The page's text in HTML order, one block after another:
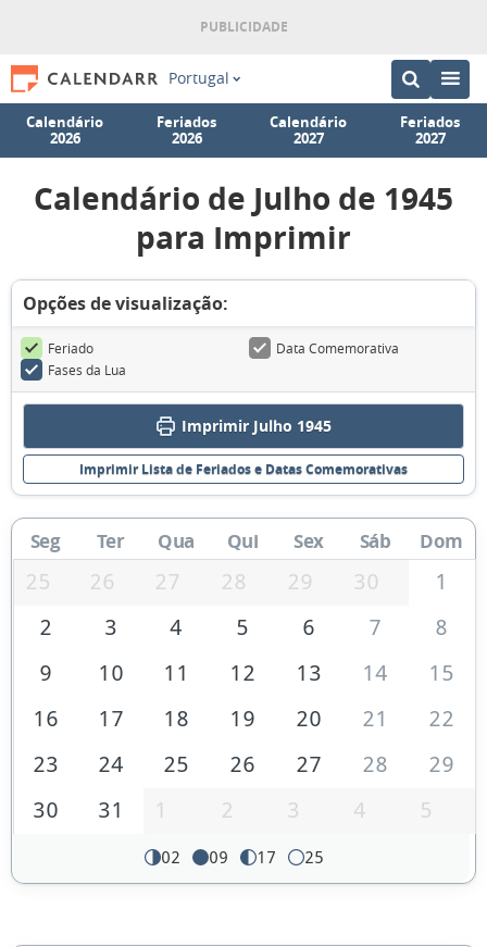
Portugal
Calendário
2026
Feriados
2026
Calendário
2027
Feriados
2027
Calendário de Julho de 1945
para Imprimir
Opções de visualização:
Feriado
Data Comemorativa
Fases da Lua
Imprimir Julho 1945
Imprimir Lista de Feriados e Datas Comemorativas
Seg Ter Qua Qui Sex Sáb Dom
25 26 27 28 29 30
1
2
3 4 5 6 7
8
9
10 11 12 13 14
15
16
17 18 19 20 21
22
23
24 25 26 27 28
29
30
31 1 2 3 4 5
02 09 17 25